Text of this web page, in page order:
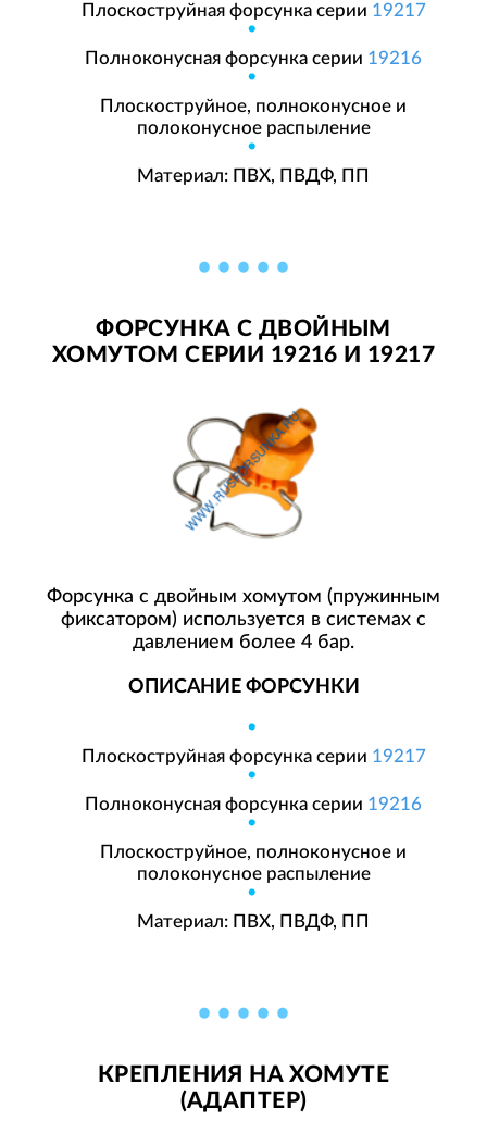
Плоскоструйная форсунка серии 19217
Полноконусная форсунка серии 19216
Плоскоструйное, полноконусное и
полоконусное распыление
Материал: ПВХ, ПВДФ, ПП
ФОРСУНКА С ДВОЙНЫМ
ХОМУТОМ СЕРИИ 19216 И 19217
Форсунка с двойным хомутом (пружинным
фиксатором) используется в системах с
давлением более 4 бар.
ОПИСАНИЕ ФОРСУНКИ
Плоскоструйная форсунка серии 19217
Полноконусная форсунка серии 19216
Плоскоструйное, полноконусное и
полоконусное распыление
Материал: ПВХ, ПВДФ, ПП
КРЕПЛЕНИЯ НА ХОМУТЕ
(АДАПТЕР)